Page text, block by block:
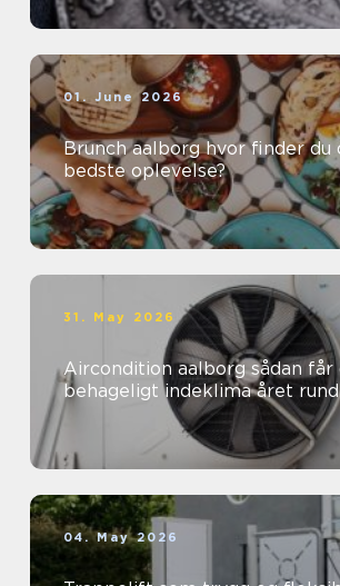
01. June 2026
Brunch aalborg hvor finder du den
bedste oplevelse?
31. May 2026
Aircondition aalborg sådan får du et
behageligt indeklima året
04. May 2026